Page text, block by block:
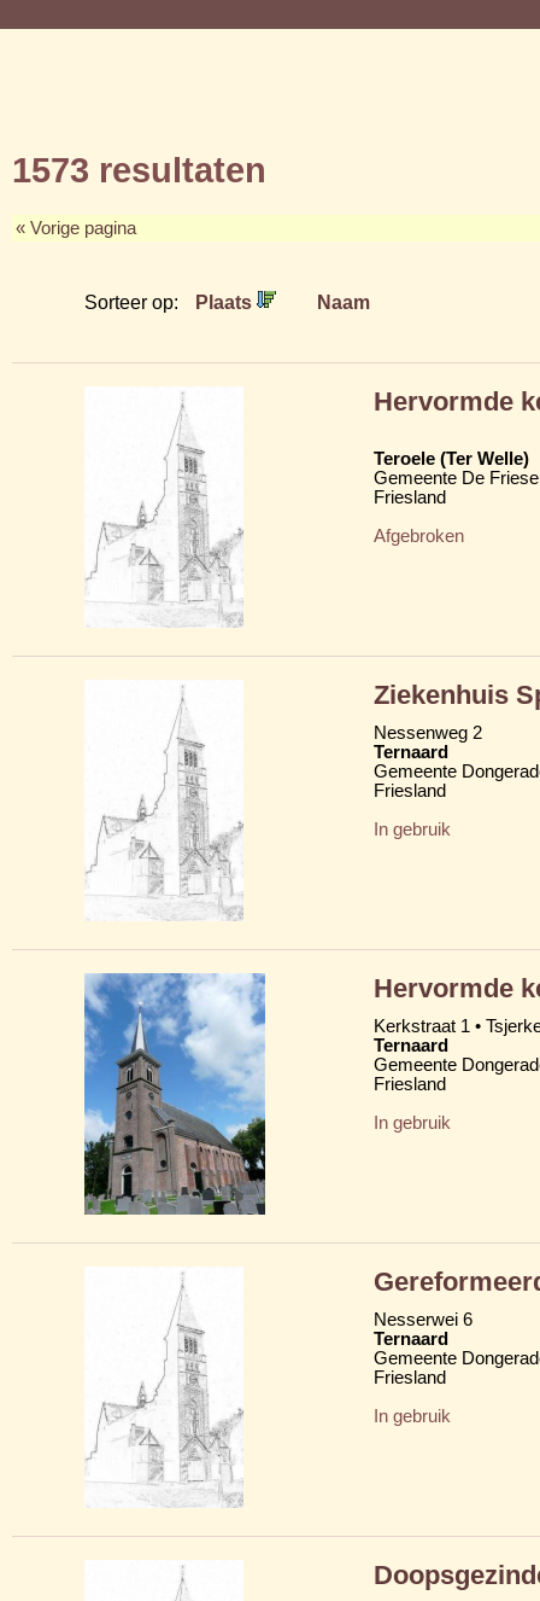
1573 resultaten
« Vorige pagina
Sorteer op: Plaats Naam
Hervormde
Teroele (Ter Welle)
Gemeente De
Friesland
Afgebroken
Ziekenhuis
Nessenweg 2
Ternaard
Gemeente
Friesland
In gebruik
Hervormde
Kerkstraat 1 •
Ternaard
Gemeente
Friesland
In gebruik
Nesserwei 6
Ternaard
Gemeente
Friesland
In gebruik